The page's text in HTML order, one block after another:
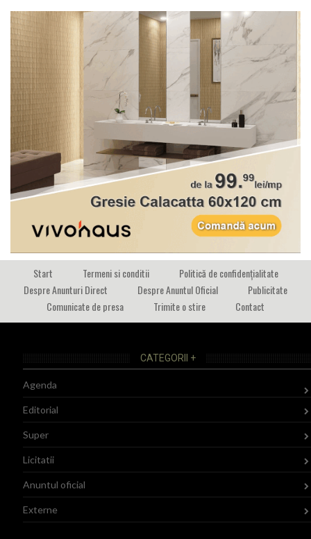
Start Termeni si conditii
Politică de confidențialitate
Despre Anunturi Direct
Despre Anuntul Oficial
Publicitate
Comunicate de presa
Trimite o stire Contact
CATEGORII +
Agenda
Editorial
Super
Licitatii
Anuntul oficial
Externe